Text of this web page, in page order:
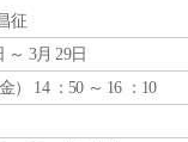
征
～ 3月 29日
金） 14 ：50 ～ 16 ：10